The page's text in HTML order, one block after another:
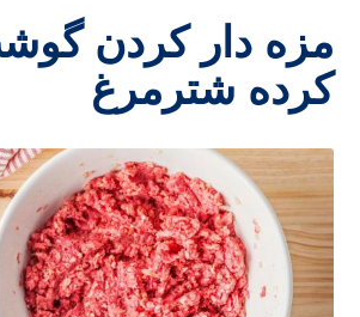
مزه دار کردن
کرده شترمرغ